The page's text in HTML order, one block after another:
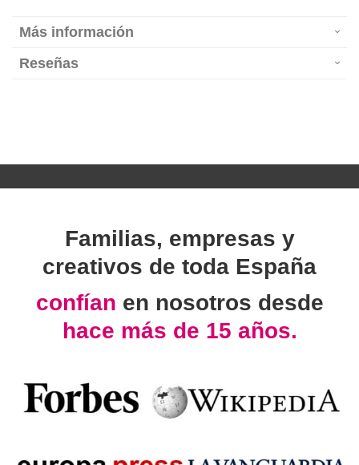
Más información
Reseñas
Familias, empresas y
creativos de toda España
confían en nosotros desde
hace más de 15 años.